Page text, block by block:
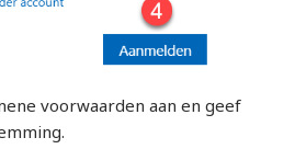
voorwaarden aan en geef